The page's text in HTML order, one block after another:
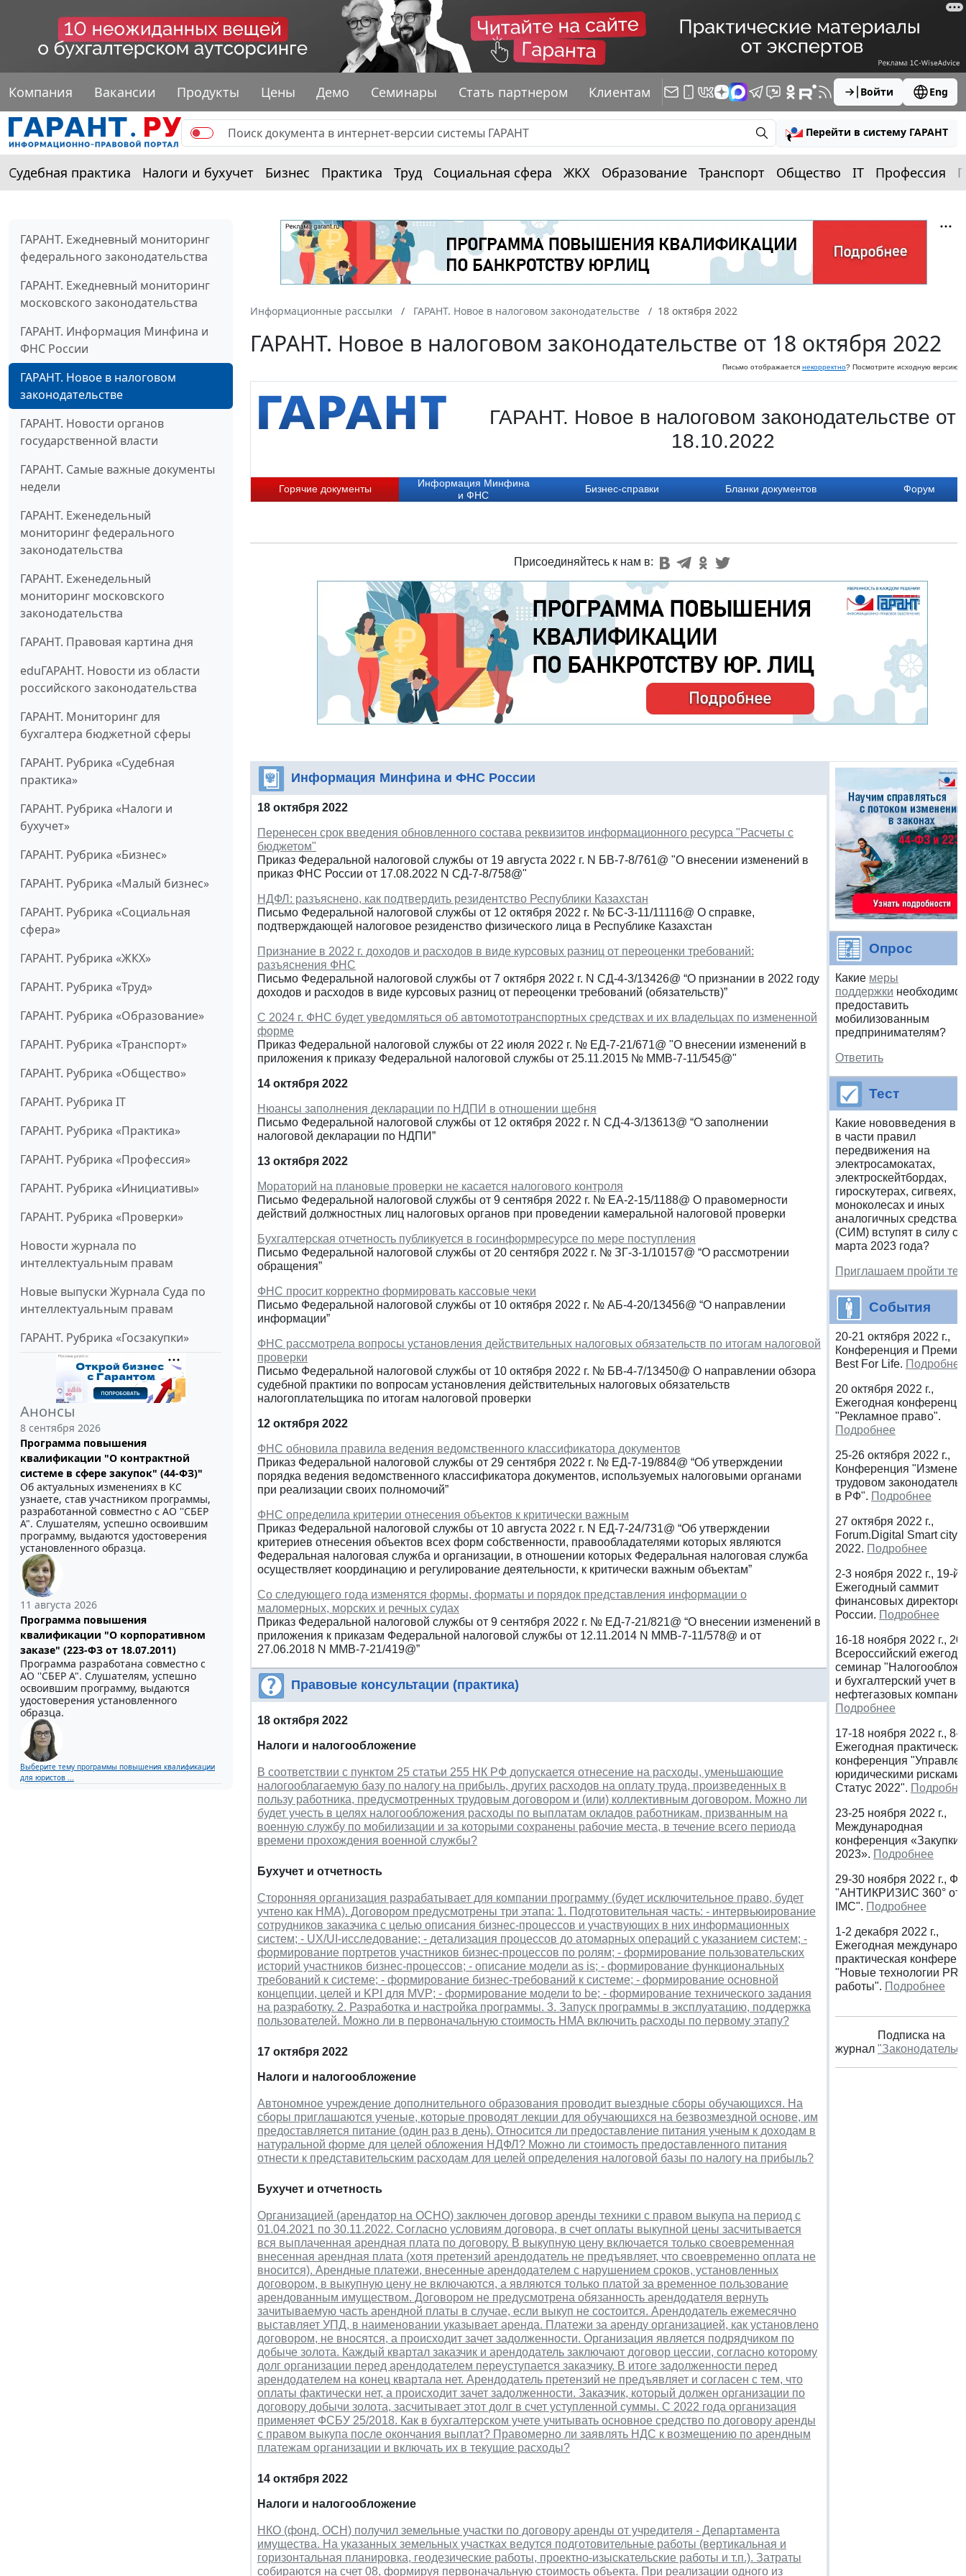
Компания Вакансии Продукты Цены Демо Семинары Стать партнером Клиентам Войти Eng
Перейти в систему ГАРАНТ
Судебная практика Налоги и бухучет Бизнес Практика Труд Социальная сфера ЖКХ Образование Транспорт Общество IT Профессия
ГАРАНТ. Ежедневный мониторинг
федерального законодательства
ГАРАНТ. Ежедневный мониторинг
московского законодательства
ГАРАНТ. Информация Минфина и
ФНС России
ГАРАНТ. Новое в налоговом
законодательстве
ГАРАНТ. Новости органов
государственной власти
ГАРАНТ. Самые важные документы
недели
ГАРАНТ. Еженедельный
мониторинг федерального
законодательства
ГАРАНТ. Еженедельный
мониторинг московского
законодательства
ГАРАНТ. Правовая картина дня
eduГАРАНТ. Новости из области
российского законодательства
ГАРАНТ. Мониторинг для
бухгалтера бюджетной сферы
ГАРАНТ. Рубрика «Судебная
практика»
ГАРАНТ. Рубрика «Налоги и
бухучет»
ГАРАНТ. Рубрика «Бизнес»
ГАРАНТ. Рубрика «Малый бизнес»
ГАРАНТ. Рубрика «Социальная
сфера»
ГАРАНТ. Рубрика «ЖКХ»
ГАРАНТ. Рубрика «Труд»
ГАРАНТ. Рубрика «Образование»
ГАРАНТ. Рубрика «Транспорт»
ГАРАНТ. Рубрика «Общество»
ГАРАНТ. Рубрика IT
ГАРАНТ. Рубрика «Практика»
ГАРАНТ. Рубрика «Профессия»
ГАРАНТ. Рубрика «Инициативы»
ГАРАНТ. Рубрика «Проверки»
Новости журнала по
интеллектуальным правам
Новые выпуски Журнала Суда по
интеллектуальным правам
ГАРАНТ. Рубрика «Госзакупки»
Анонсы
8 сентября 2026
Программа повышения
квалификации "О контрактной
системе в сфере закупок" (44-ФЗ)"
Об актуальных изменениях в КС
узнаете, став участником программы,
разработанной совместно с АО ''СБЕР
А". Слушателям, успешно освоившим
программу, выдаются удостоверения
установленного образца.
11 августа 2026
Программа повышения
квалификации "О корпоративном
заказе" (223-ФЗ от 18.07.2011)
Программа разработана совместно с
АО ''СБЕР А". Слушателям, успешно
освоившим программу, выдаются
удостоверения установленного
образца.
Выберите тему программы повышения квалификации
для юристов ...
Информационные рассылки ГАРАНТ. Новое в налоговом законодательстве 18 октября 2022
ГАРАНТ. Новое в налоговом законодательстве от 18 октября 2022
Письмо отображается некорректно? Посмотрите исходную версию
ГАРАНТ. Новое в налоговом законодательстве от
18.10.2022
Горячие документы
Информация Минфина
и ФНС
Бизнес-справки Бланки документов Форум
Присоединяйтесь к нам в:
Информация Минфина и ФНС России
18 октября 2022
Перенесен срок введения обновленного состава реквизитов информационного ресурса "Расчеты с
бюджетом"
Приказ Федеральной налоговой службы от 19 августа 2022 г. N БВ-7-8/761@ "О внесении изменений в
приказ ФНС России от 17.08.2022 N СД-7-8/758@"
НДФЛ: разъяснено, как подтвердить резидентство Республики Казахстан
Письмо Федеральной налоговой службы от 12 октября 2022 г. № БС-3-11/11116@ О справке,
подтверждающей налоговое резиденство физического лица в Республике Казахстан
Признание в 2022 г. доходов и расходов в виде курсовых разниц от переоценки требований:
разъяснения ФНС
Письмо Федеральной налоговой службы от 7 октября 2022 г. N СД-4-3/13426@ “О признании в 2022 году
доходов и расходов в виде курсовых разниц от переоценки требований (обязательств)”
С 2024 г. ФНС будет уведомляться об автомототранспортных средствах и их владельцах по измененной
форме
Приказ Федеральной налоговой службы от 22 июля 2022 г. № ЕД-7-21/671@ "О внесении изменений в
приложения к приказу Федеральной налоговой службы от 25.11.2015 № ММВ-7-11/545@"
14 октября 2022
Нюансы заполнения декларации по НДПИ в отношении щебня
Письмо Федеральной налоговой службы от 12 октября 2022 г. N СД-4-3/13613@ “О заполнении
налоговой декларации по НДПИ”
13 октября 2022
Мораторий на плановые проверки не касается налогового контроля
Письмо Федеральной налоговой службы от 9 сентября 2022 г. № ЕА-2-15/1188@ О правомерности
действий должностных лиц налоговых органов при проведении камеральной налоговой проверки
Бухгалтерская отчетность публикуется в госинформресурсе по мере поступления
Письмо Федеральной налоговой службы от 20 сентября 2022 г. № ЗГ-3-1/10157@ “О рассмотрении
обращения”
ФНС просит корректно формировать кассовые чеки
Письмо Федеральной налоговой службы от 10 октября 2022 г. № АБ-4-20/13456@ “О направлении
информации”
ФНС рассмотрела вопросы установления действительных налоговых обязательств по итогам налоговой
проверки
Письмо Федеральной налоговой службы от 10 октября 2022 г. № БВ-4-7/13450@ О направлении обзора
судебной практики по вопросам установления действительных налоговых обязательств
налогоплательщика по итогам налоговой проверки
12 октября 2022
ФНС обновила правила ведения ведомственного классификатора документов
Приказ Федеральной налоговой службы от 29 сентября 2022 г. № ЕД-7-19/884@ “Об утверждении
порядка ведения ведомственного классификатора документов, используемых налоговыми органами
при реализации своих полномочий”
ФНС определила критерии отнесения объектов к критически важным
Приказ Федеральной налоговой службы от 10 августа 2022 г. N ЕД-7-24/731@ “Об утверждении
критериев отнесения объектов всех форм собственности, правообладателями которых являются
Федеральная налоговая служба и организации, в отношении которых Федеральная налоговая служба
осуществляет координацию и регулирование деятельности, к критически важным объектам”
Со следующего года изменятся формы, форматы и порядок представления информации о
маломерных, морских и речных судах
Приказ Федеральной налоговой службы от 9 сентября 2022 г. № ЕД-7-21/821@ “О внесении изменений в
приложения к приказам Федеральной налоговой службы от 12.11.2014 N ММВ-7-11/578@ и от
27.06.2018 N ММВ-7-21/419@”
Правовые консультации (практика)
18 октября 2022
Налоги и налогообложение
В соответствии с пунктом 25 статьи 255 НК РФ допускается отнесение на расходы, уменьшающие
налогооблагаемую базу по налогу на прибыль, других расходов на оплату труда, произведенных в
пользу работника, предусмотренных трудовым договором и (или) коллективным договором. Можно ли
будет учесть в целях налогообложения расходы по выплатам окладов работникам, призванным на
военную службу по мобилизации и за которыми сохранены рабочие места, в течение всего периода
времени прохождения военной службы?
Бухучет и отчетность
Сторонняя организация разрабатывает для компании программу (будет исключительное право, будет
учтено как НМА). Договором предусмотрены три этапа: 1. Подготовительная часть: - интервьюирование
сотрудников заказчика с целью описания бизнес-процессов и участвующих в них информационных
систем; - UX/UI-исследование; - детализация процессов до атомарных операций с указанием систем; -
формирование портретов участников бизнес-процессов по ролям; - формирование пользовательских
историй участников бизнес-процессов; - описание модели as is; - формирование функциональных
требований к системе; - формирование бизнес-требований к системе; - формирование основной
концепции, целей и KPI для MVP; - формирование модели to be; - формирование технического задания
на разработку. 2. Разработка и настройка программы. 3. Запуск программы в эксплуатацию, поддержка
пользователей. Можно ли в первоначальную стоимость НМА включить расходы по первому этапу?
17 октября 2022
Налоги и налогообложение
Автономное учреждение дополнительного образования проводит выездные сборы обучающихся. На
сборы приглашаются ученые, которые проводят лекции для обучающихся на безвозмездной основе, им
предоставляется питание (один раз в день). Относится ли предоставление питания ученым к доходам в
натуральной форме для целей обложения НДФЛ? Можно ли стоимость предоставленного питания
отнести к представительским расходам для целей определения налоговой базы по налогу на прибыль?
Бухучет и отчетность
Организацией (арендатор на ОСНО) заключен договор аренды техники с правом выкупа на период с
01.04.2021 по 30.11.2022. Согласно условиям договора, в счет оплаты выкупной цены засчитывается
вся выплаченная арендная плата по договору. В выкупную цену включается только своевременная
внесенная арендная плата (хотя претензий арендодатель не предъявляет, что своевременно оплата не
вносится). Арендные платежи, внесенные арендодателем с нарушением сроков, установленных
договором, в выкупную цену не включаются, а являются только платой за временное пользование
арендованным имуществом. Договором не предусмотрена обязанность арендодателя вернуть
зачитываемую часть арендной платы в случае, если выкуп не состоится. Арендодатель ежемесячно
выставляет УПД, в наименовании указывает аренда. Платежи за аренду организацией, как установлено
договором, не вносятся, а происходит зачет задолженности. Организация является подрядчиком по
добыче золота. Каждый квартал заказчик и арендодатель заключают договор цессии, согласно которому
долг организации перед арендодателем переуступается заказчику. В итоге задолженности перед
арендодателем на конец квартала нет. Арендодатель претензий не предъявляет и согласен с тем, что
оплаты фактически нет, а происходит зачет задолженности. Заказчик, который должен организации по
договору добычи золота, засчитывает этот долг в счет уступленной суммы. С 2022 года организация
применяет ФСБУ 25/2018. Как в бухгалтерском учете учитывать основное средство по договору аренды
с правом выкупа после окончания выплат? Правомерно ли заявлять НДС к возмещению по арендным
платежам организации и включать их в текущие расходы?
14 октября 2022
Налоги и налогообложение
НКО (фонд, ОСН) получил земельные участки по договору аренды от учредителя - Департамента
имущества. На указанных земельных участках ведутся подготовительные работы (вертикальная и
горизонтальная планировка, геодезические работы, проектно-изыскательские работы и т.п.). Затраты
собираются на счет 08, формируя первоначальную стоимость объекта. При реализации одного из
Опрос
Какие меры
поддержки необходимо
предоставить
мобилизованным
предпринимателям?
Ответить
Тест
Какие нововведения в
в части правил
передвижения на
электросамокатах,
электроскейтбордах,
гироскутерах, сигвеях,
моноколесах и иных
аналогичных средствах
(СИМ) вступят в силу с
марта 2023 года?
Приглашаем пройти
События
20-21 октября 2022 г.,
Конференция и Премия
Best For Life. Подробнее
20 октября 2022 г.,
Ежегодная
"Рекламное право".
Подробнее
25-26 октября 2022 г.,
Конференция
трудовом
в РФ". Подробнее
27 октября 2022 г.,
Forum.Digital Smart city
2022. Подробнее
2-3 ноября 2022 г., 19-й
Ежегодный саммит
финансовых
России. Подробнее
16-18 ноября 2022 г.,
Всероссийский
семинар
и бухгалтерский учет в
нефтегазовых
Подробнее
17-18 ноября 2022 г., 8-я
Ежегодная
конференция
юридическими рисками:
Статус 2022".
23-25 ноября 2022 г.,
Международная
конференция «Закупки
2023». Подробнее
29-30 ноября 2022 г.,
"АНТИКРИЗИС 360° от
IMC". Подробнее
1-2 декабря 2022 г.,
Ежегодная
практическая
"Новые технологии PR-
работы". Подробнее
Подписка на
журнал